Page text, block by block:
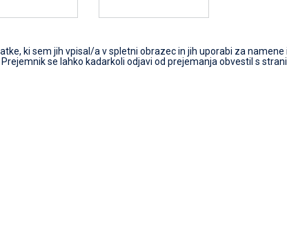
ki sem jih vpisal/a v spletni obrazec in jih uporabi za
se lahko kadarkoli odjavi od prejemanja obvestil s